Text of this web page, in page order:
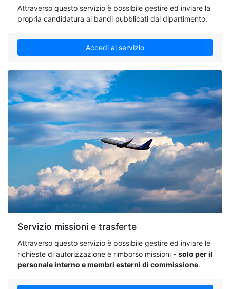
Attraverso questo servizio è possibile gestire ed inviare la
propria candidatura ai bandi pubblicati dal dipartimento.
Accedi al servizio
Servizio missioni e trasferte
Attraverso questo servizio è possibile gestire ed inviare le
richieste di autorizzazione e rimborso missioni - solo per il
personale interno e membri esterni di commissione.